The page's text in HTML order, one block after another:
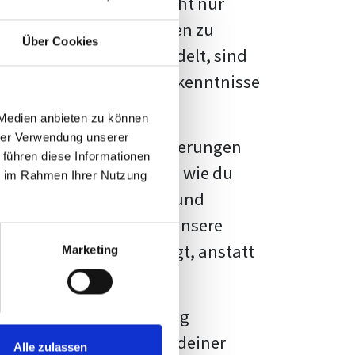
Über Cookies
anbieten zu können
Verwendung unserer
diese Informationen
Rahmen Ihrer Nutzung
Marketing
Alle zulassen
Fakten und Quellen zu
handelt, sind
und Erkenntnisse
vor diesen Herausforderungen
kannst, sondern auch, wie du
Formatierung und
Erwartungen, und unsere
Vorlage zeigt, anstatt
große Herausforderung
wird die Formatierung deiner